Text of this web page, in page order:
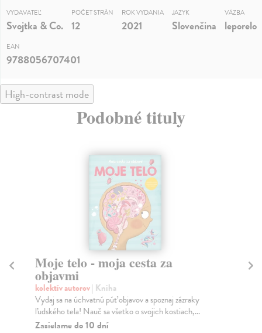
VYDAVATEĽ
Svojtka & Co.
POČET STRÁN
12
ROK VYDANIA
2021
JAZYK
Slovenčina
VÄZBA
leporelo
EAN
9788056707401
High-contrast mode
Podobné tituly
Moje telo - moja cesta za
objavmi
kolektív autorov| Kniha
Vydaj sa na úchvatnú púť objavov a spoznaj zázraky
ľudského tela! Nauč sa všetko o svojich kostiach,...
Zasielame do 10 dní